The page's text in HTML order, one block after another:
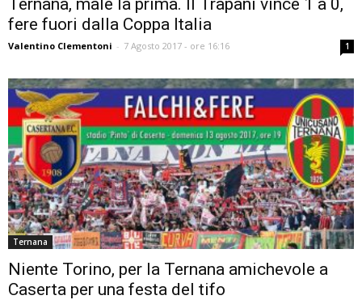
Ternana, male la prima. Il Trapani vince 1 a 0,
fere fuori dalla Coppa Italia
Valentino Clementoni - 7 Agosto 2017 - ore 16:16 1
Ternana
Niente Torino, per la Ternana amichevole a
Caserta per una festa del tifo